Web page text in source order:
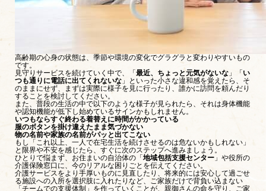
高齢期の心身の状態は、季節や環境の変化でグラグラと変わりやすいもの
です。
見守りサービスを続けていく中で、「最近、ちょっと元気がないな 」「い
つも通りに電話に出てくれないな 」といった小さな違和感を覚えたら、そ
のままにせず、まずは実際に様子を見に行ったり、誰かに訪問を頼んだり
することを検討してください。
また、普段の生活の中で以下のような様子が見られたら、それは身体機能
や認知機能が低下し始めているサインかもしれません。
いつもならすぐ終わる着替えに時間がかかっている
服のボタンを掛け違えたまま気づかない
物の名前や家族の名前がパッと出てこない
もし「これ以上、一人で在宅生活を続けさせるのは危ないかもしれない」
と限界や不安を感じたら、すぐに次のステップへ進みましょう。
ひとりで悩まず、お住まいの自治体の「地域包括支援センター 」や役所の
介護保険窓口に、今のリアルな困りごとを伝えてください。
介護サービスをより手厚いものに見直したり、将来的には安心して過ごせ
る施設への入所を選択肢に入れたりなど、ご家族だけで背負い込まない
「チームでの支援体制」を作っていくことが、親御さんの命を守り、ご家